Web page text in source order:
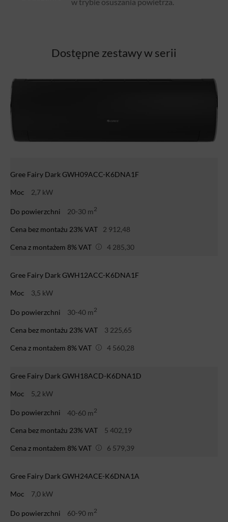
Dostępne zestawy w serii
Gree Fairy Dark GWH09ACC-K6DNA1F
Moc 2,7 kW
Do powierzchni 20-30 m2
Cena bez montażu 23% VAT 2 912,48
Cena z montażem 8% VAT 4 285,30
Gree Fairy Dark GWH12ACC-K6DNA1F
Moc 3,5 kW
Do powierzchni 30-40 m2
Cena bez montażu 23% VAT 3 225,65
Cena z montażem 8% VAT 4 560,28
Gree Fairy Dark GWH18ACD-K6DNA1D
Moc 5,2 kW
Do powierzchni 40-60 m2
Cena bez montażu 23% VAT 5 402,19
Cena z montażem 8% VAT 6 579,39
Gree Fairy Dark GWH24ACE-K6DNA1A
Moc 7,0 kW
Do powierzchni 60-90 m2